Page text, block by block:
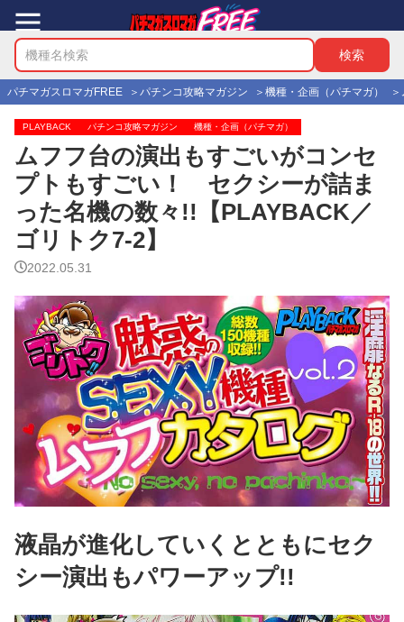
パチマガスロマガFREE パチンコ攻略マガジン 機種・企画（パチマガ）
PLAYBACK パチンコ攻略マガジン 機種・企画（パチマガ）
ムフフ台の演出もすごいがコンセ
プトもすごい！ セクシーが詰ま
った名機の数々!!【PLAYBACK／
ゴリトク7-2】
2022.05.31
液晶が進化していくとともにセク
シー演出もパワーアップ!!